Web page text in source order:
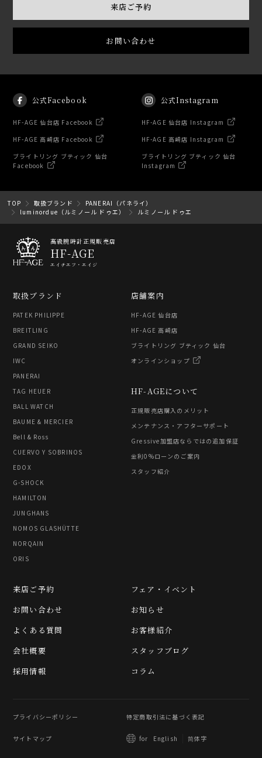
来店ご予約
お問い合わせ
公式Facebook
HF-AGE 仙台店 Facebook
HF-AGE 高崎店 Facebook
ブライトリング ブティック 仙台
Facebook
公式Instagram
HF-AGE 仙台店 Instagram
HF-AGE 高崎店 Instagram
ブライトリング ブティック 仙台
Instagram
TOP 取扱ブランド
PANERAI（パネライ）
luminordue（ルミノール ドゥエ）
ルミノール ドゥエ
高級腕時計正規販売店
HF-AGE
エイチエフ・エイジ
取扱ブランド
PATEK PHILIPPE
BREITLING
GRAND SEIKO
IWC
PANERAI
TAG HEUER
BALL WATCH
BAUME & MERCIER
Bell & Ross
CUERVO Y SOBRINOS
EDOX
G-SHOCK
HAMILTON
JUNGHANS
NOMOS GLASHÜTTE
NORQAIN
ORIS
HF-AGEについて
正規販売店購入のメリット
メンテナンス・アフターサポート
Gressive加盟店ならではの追加保証
金利0%ローンのご案内
スタッフ紹介
店舗案内
HF-AGE 仙台店
HF-AGE 高崎店
ブライトリング ブティック 仙台
オンラインショップ
フェア・イベント
お知らせ
お客様紹介
スタッフブログ
コラム
来店ご予約
お問い合わせ
よくある質問
会社概要
採用情報
プライバシーポリシー 特定商取引法に基づく表記
サイトマップ for English 简体字